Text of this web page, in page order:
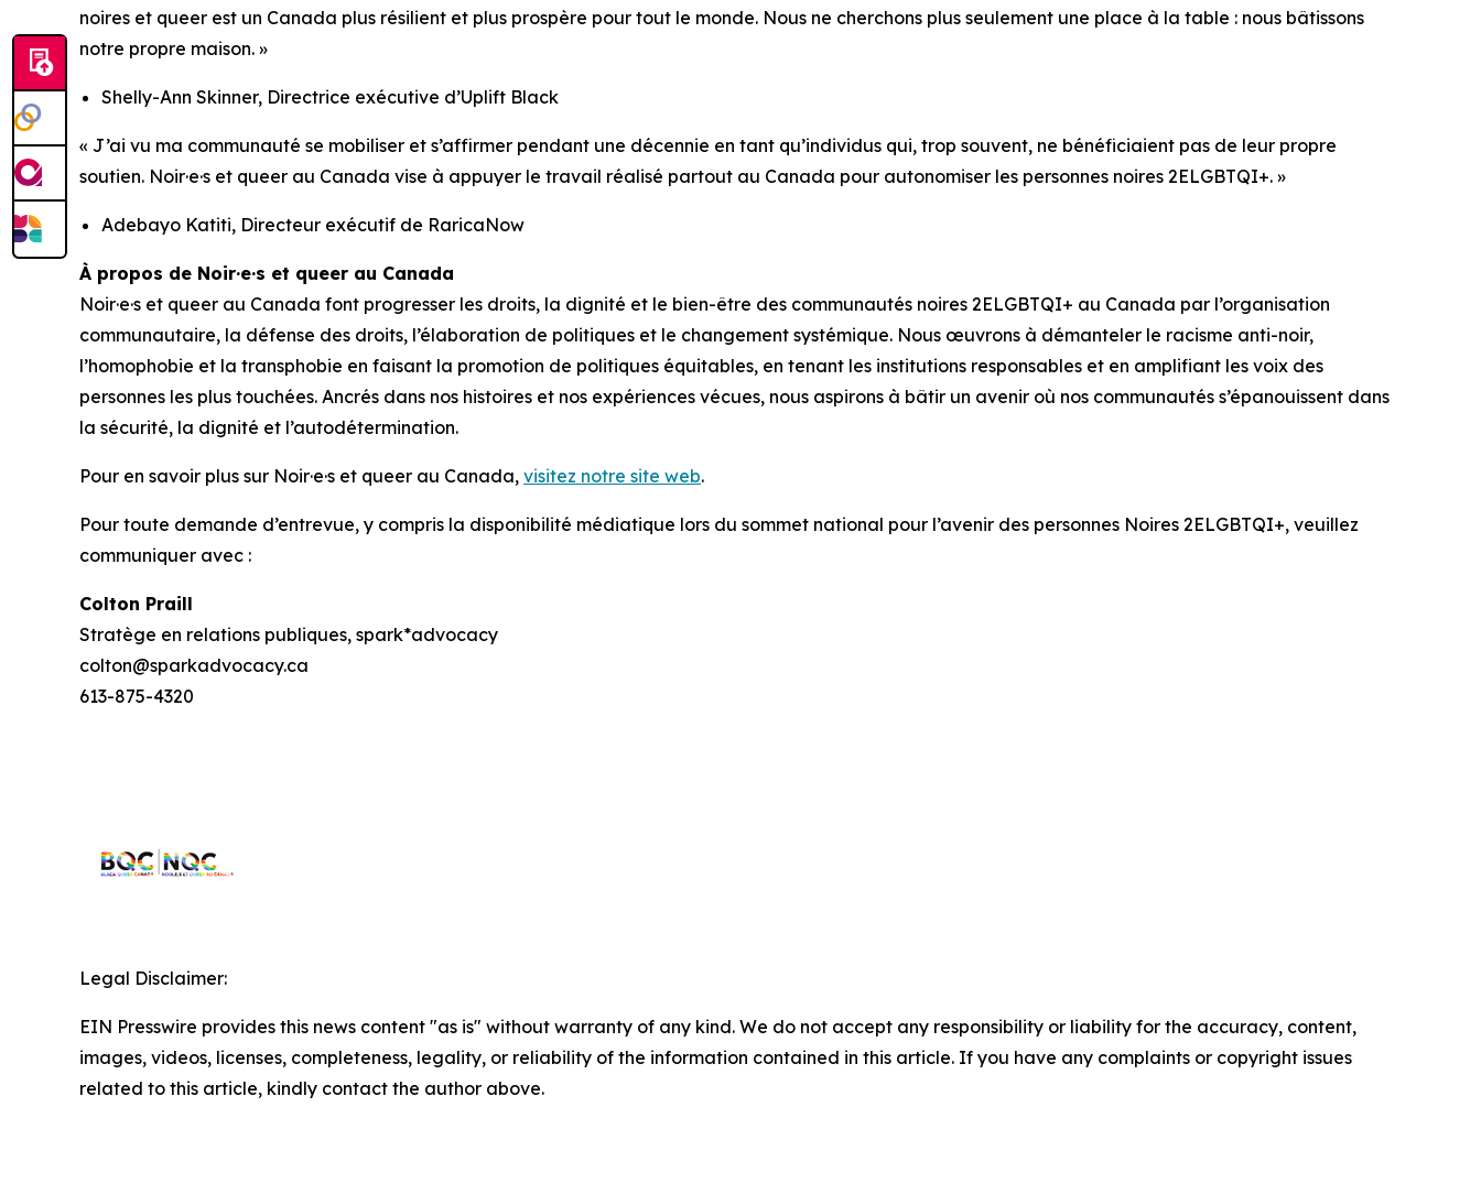
noires et queer est un Canada plus résilient et plus prospère pour tout le monde. Nous ne cherchons plus seulement une place à la table : nous bâtissons
notre propre maison. »
Shelly-Ann Skinner, Directrice exécutive d’Uplift Black
« J’ai vu ma communauté se mobiliser et s’affirmer pendant une décennie en tant qu’individus qui, trop souvent, ne bénéficiaient pas de leur propre
soutien. Noir·e·s et queer au Canada vise à appuyer le travail réalisé partout au Canada pour autonomiser les personnes noires 2ELGBTQI+. »
Adebayo Katiti, Directeur exécutif de RaricaNow
À propos de Noir·e·s et queer au Canada
Noir·e·s et queer au Canada font progresser les droits, la dignité et le bien-être des communautés noires 2ELGBTQI+ au Canada par l’organisation
communautaire, la défense des droits, l’élaboration de politiques et le changement systémique. Nous œuvrons à démanteler le racisme anti-noir,
l’homophobie et la transphobie en faisant la promotion de politiques équitables, en tenant les institutions responsables et en amplifiant les voix des
personnes les plus touchées. Ancrés dans nos histoires et nos expériences vécues, nous aspirons à bâtir un avenir où nos communautés s’épanouissent dans
la sécurité, la dignité et l’autodétermination.
Pour en savoir plus sur Noir·e·s et queer au Canada, visitez notre site web.
Pour toute demande d’entrevue, y compris la disponibilité médiatique lors du sommet national pour l’avenir des personnes Noires 2ELGBTQI+, veuillez
communiquer avec :
Colton Praill
Stratège en relations publiques, spark*advocacy
colton@sparkadvocacy.ca
613-875-4320
Legal Disclaimer:
EIN Presswire provides this news content "as is" without warranty of any kind. We do not accept any responsibility or liability for the accuracy, content,
images, videos, licenses, completeness, legality, or reliability of the information contained in this article. If you have any complaints or copyright issues
related to this article, kindly contact the author above.